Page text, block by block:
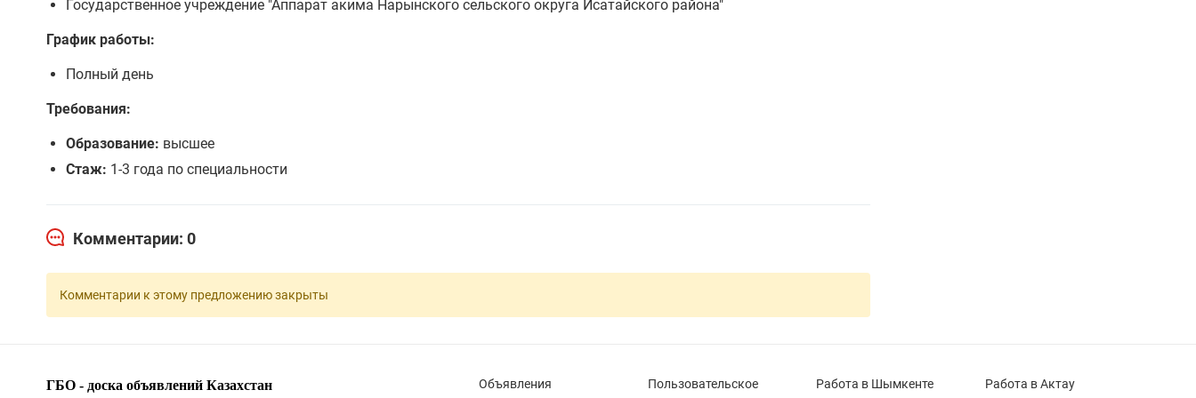
Государственное учреждение "Аппарат акима Нарынского сельского округа Исатайского района"
График работы:
Полный день
Требования:
Образование: высшее
Стаж: 1-3 года по специальности
Комментарии: 0
Комментарии к этому предложению закрыты
ГБО - доска объявлений Казахстан Объявления
Пользовательское
Работа в Шымкенте Работа в Актау